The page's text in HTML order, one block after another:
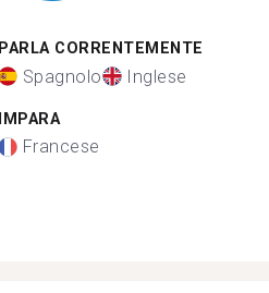
PARLA CORRENTEMENTE
Spagnolo Inglese
IMPARA
Francese